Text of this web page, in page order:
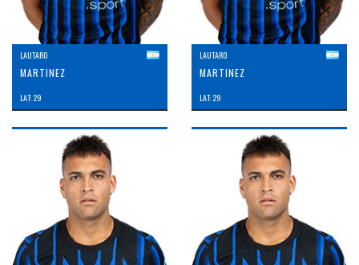
LAUTARO
MARTINEZ
LAT: 29
LAUTARO
MARTINEZ
LAT: 29